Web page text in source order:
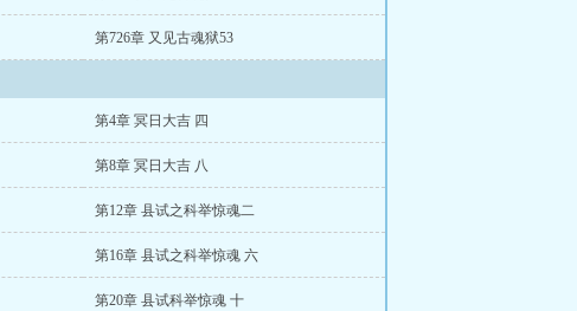
第726章 又见古魂狱53
第4章 冥日大吉 四
第8章 冥日大吉 八
第12章 县试之科举惊魂二
第16章 县试之科举惊魂 六
第20章 县试科举惊魂 十